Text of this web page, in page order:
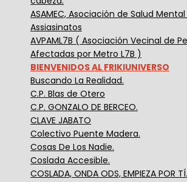
ASAMEC, Asociación de Salud
Assiasinatos
AVPAML7B ( Asociación Vecinal de
Afectadas por Metro L7B )
BIENVENIDOS AL FRIKIUNIVERSO
Buscando La Realidad.
C.P. Blas de Otero
C.P. GONZALO DE BERCEO.
CLAVE JABATO
Colectivo Puente Madera.
Cosas De Los Nadie.
Coslada Accesible.
COSLADA, ONDA ODS, EMPIEZA POR TÍ.